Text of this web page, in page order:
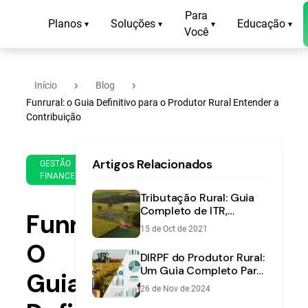
Planos ▾ Soluções ▾
Para
Você
▾ Educação ▾
Início navigate_next Blog navigate_next
Funrural: o Guia Definitivo para o Produtor Rural Entender a
Contribuição
GESTÃO
FINANCEIRA
Apr
2026
min
Funrural:
O
Guia
Artigos Relacionados
Tributação Rural: Guia
Completo de ITR,
Funrural, ICMS e
Impostos
15 de Oct de 2021
DIRPF do Produtor Rural:
Um Guia Completo Para
a Sua Declaração
26 de Nov de 2024